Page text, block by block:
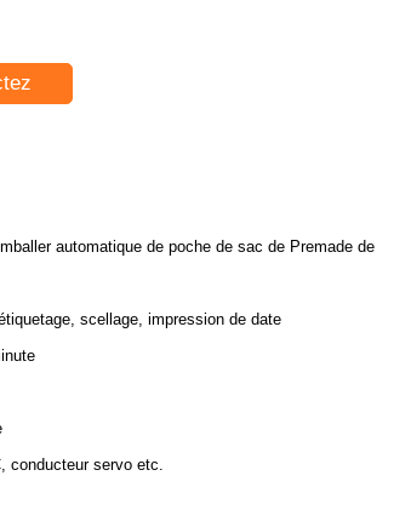
automatique de poche de sac de Premade de
scellage, impression de date
conducteur servo etc.